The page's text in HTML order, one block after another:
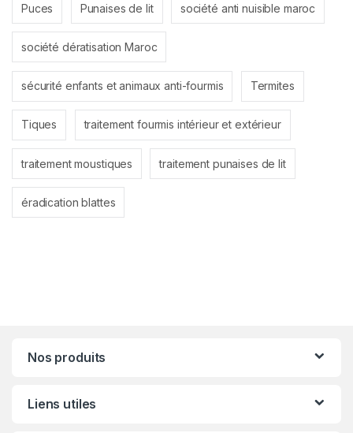
Puces Punaises de lit société anti nuisible maroc
société dératisation Maroc
sécurité enfants et animaux anti-fourmis Termites
Tiques traitement fourmis intérieur et extérieur
traitement moustiques traitement punaises de lit
éradication blattes
Nos produits
Liens utiles